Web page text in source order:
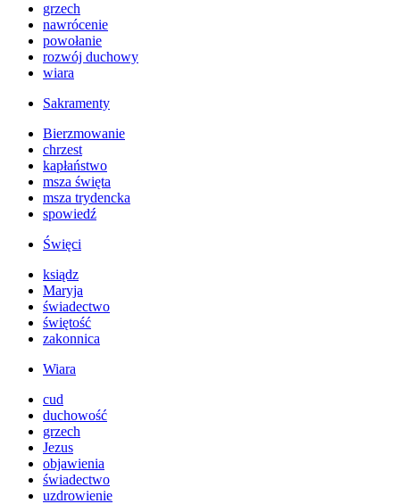
grzech
nawrócenie
powołanie
rozwój duchowy
wiara
Sakramenty
Bierzmowanie
chrzest
kapłaństwo
msza święta
msza trydencka
spowiedź
Święci
ksiądz
Maryja
świadectwo
świętość
zakonnica
Wiara
cud
duchowość
grzech
Jezus
objawienia
świadectwo
uzdrowienie